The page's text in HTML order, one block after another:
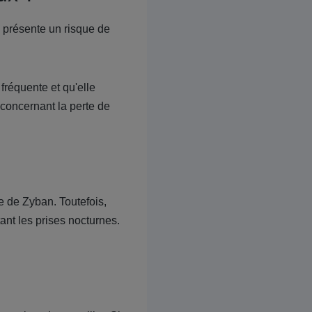
un risque de
et qu'elle
la perte de
de Zyban. Toutefois,
les prises nocturnes.